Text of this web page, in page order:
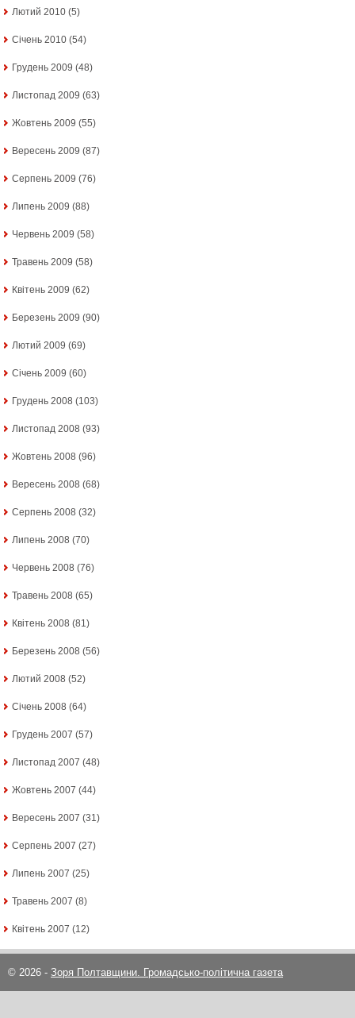
Лютий 2010 (5)
Січень 2010 (54)
Грудень 2009 (48)
Листопад 2009 (63)
Жовтень 2009 (55)
Вересень 2009 (87)
Серпень 2009 (76)
Липень 2009 (88)
Червень 2009 (58)
Травень 2009 (58)
Квітень 2009 (62)
Березень 2009 (90)
Лютий 2009 (69)
Січень 2009 (60)
Грудень 2008 (103)
Листопад 2008 (93)
Жовтень 2008 (96)
Вересень 2008 (68)
Серпень 2008 (32)
Липень 2008 (70)
Червень 2008 (76)
Травень 2008 (65)
Квітень 2008 (81)
Березень 2008 (56)
Лютий 2008 (52)
Січень 2008 (64)
Грудень 2007 (57)
Листопад 2007 (48)
Жовтень 2007 (44)
Вересень 2007 (31)
Серпень 2007 (27)
Липень 2007 (25)
Травень 2007 (8)
Квітень 2007 (12)
© 2026 - Зоря Полтавщини. Громадсько-політична газета